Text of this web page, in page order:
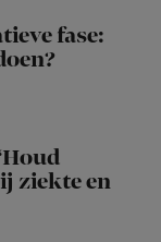
fase:
ziekte en